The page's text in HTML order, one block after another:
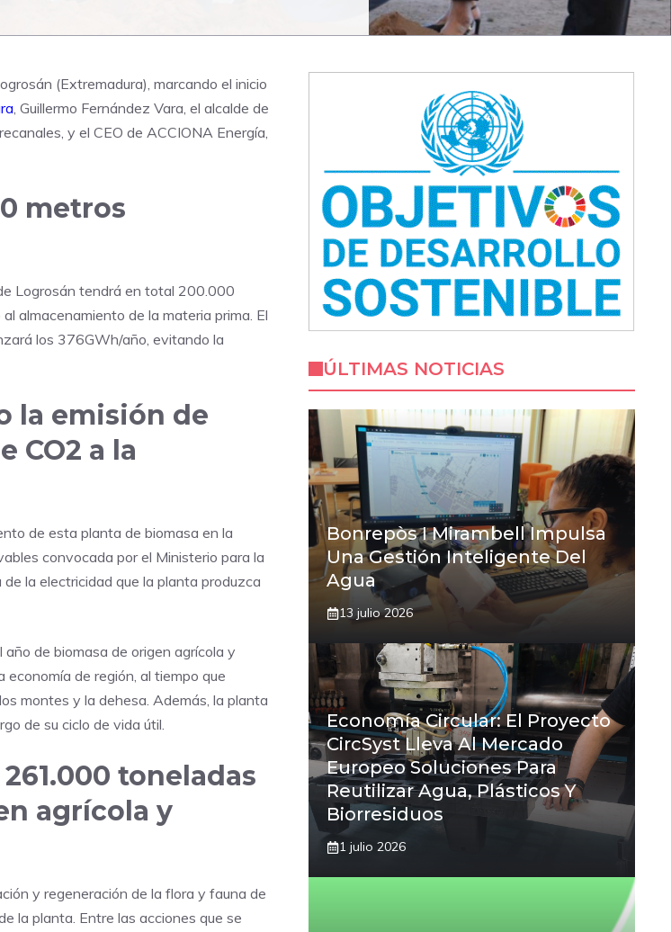
(Extremadura), marcando el inicio
, Guillermo Fernández Vara, el alcalde de
y el CEO de ACCIONA Energía,
metros
Logrosán tendrá en total 200.000
almacenamiento de la materia prima. El
los 376GWh/año, evitando la
la emisión de
CO2 a la
de esta planta de biomasa en la
convocada por el Ministerio para la
la electricidad que la planta produzca
de biomasa de origen agrícola y
de región, al tiempo que
montes y la dehesa. Además, la planta
de su ciclo de vida útil.
toneladas
agrícola y
y regeneración de la flora y fauna de
la planta. Entre las acciones que se
ÚLTIMAS NOTICIAS
Bonrepòs I Mirambell Impulsa
Una Gestión Inteligente Del
Agua
13 julio 2026
Economía Circular: El Proyecto
CircSyst Lleva Al Mercado
Europeo Soluciones Para
Reutilizar Agua, Plásticos Y
Biorresiduos
1 julio 2026